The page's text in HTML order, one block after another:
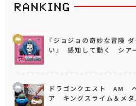
『ジョジョの奇妙な冒険
い』 感知して動く シア
ドラゴンクエスト AM
ア キングスライム＆メタ